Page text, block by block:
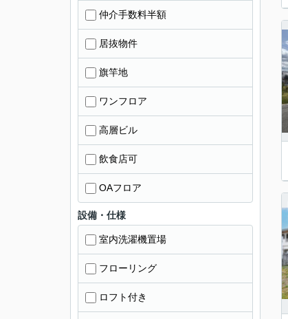
仲介手数料半額
居抜物件
旗竿地
ワンフロア
高層ビル
飲食店可
OAフロア
設備・仕様
室内洗濯機置場
フローリング
ロフト付き